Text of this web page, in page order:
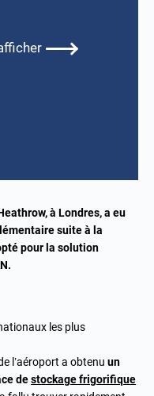
à Londres, a eu
suite à la
pour la solution
les plus
l’aéroport a obtenu un
destockage frigorifique